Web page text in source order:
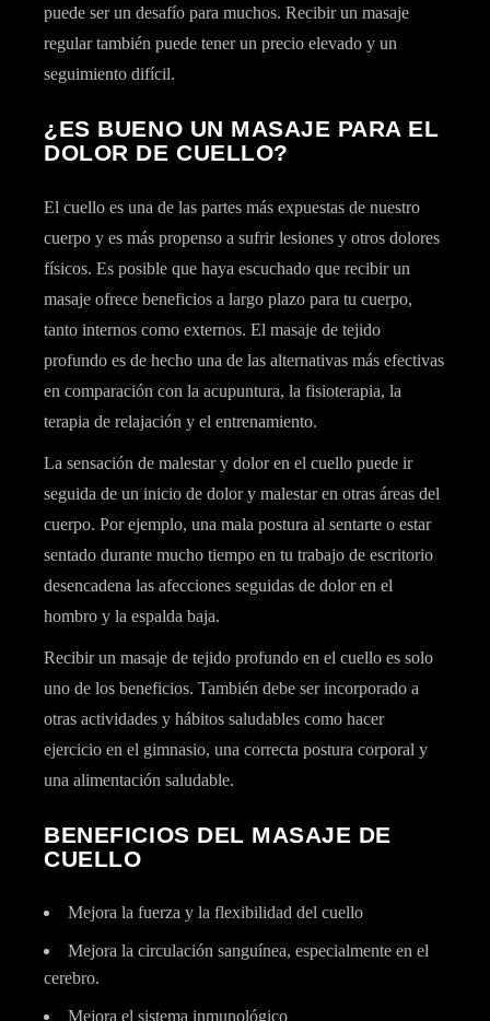
puede ser un desafío para muchos. Recibir un masaje
regular también puede tener un precio elevado y un
seguimiento difícil.
¿ES BUENO UN MASAJE PARA EL
DOLOR DE CUELLO?
El cuello es una de las partes más expuestas de nuestro
cuerpo y es más propenso a sufrir lesiones y otros dolores
físicos. Es posible que haya escuchado que recibir un
masaje ofrece beneficios a largo plazo para tu cuerpo,
tanto internos como externos. El masaje de tejido
profundo es de hecho una de las alternativas más efectivas
en comparación con la acupuntura, la fisioterapia, la
terapia de relajación y el entrenamiento.
La sensación de malestar y dolor en el cuello puede ir
seguida de un inicio de dolor y malestar en otras áreas del
cuerpo. Por ejemplo, una mala postura al sentarte o estar
sentado durante mucho tiempo en tu trabajo de escritorio
desencadena las afecciones seguidas de dolor en el
hombro y la espalda baja.
Recibir un masaje de tejido profundo en el cuello es solo
uno de los beneficios. También debe ser incorporado a
otras actividades y hábitos saludables como hacer
ejercicio en el gimnasio, una correcta postura corporal y
una alimentación saludable.
BENEFICIOS DEL MASAJE DE
CUELLO
Mejora la fuerza y ​​la flexibilidad del cuello
Mejora la circulación sanguínea, especialmente en el
cerebro.
Mejora el sistema inmunológico